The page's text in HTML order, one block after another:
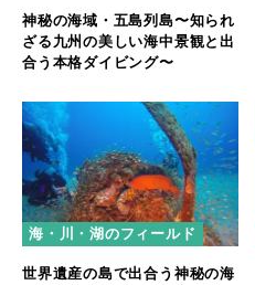
神秘の海域・五島列島〜知られ
ざる九州の美しい海中景観と出
合う本格ダイビング〜
海・川・湖のフィールド
世界遺産の島で出合う神秘の海